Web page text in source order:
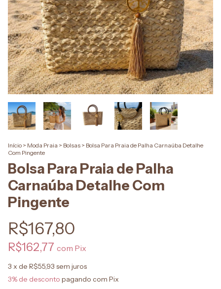
Início > Moda Praia > Bolsas > Bolsa Para Praia de Palha Carnaúba Detalhe
Com Pingente
Bolsa Para Praia de Palha
Carnaúba Detalhe Com
Pingente
R$167,80
R$162,77 com Pix
3 x de R$55,93 sem juros
3% de desconto pagando com Pix